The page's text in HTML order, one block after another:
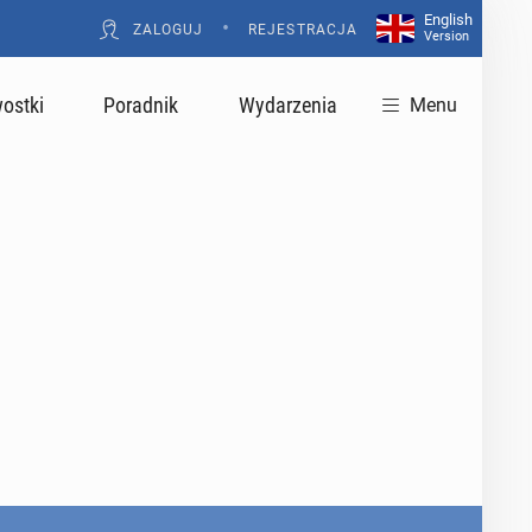
ZALOGUJ • REJESTRACJA
English
Version
Poradnik Wydarzenia Menu